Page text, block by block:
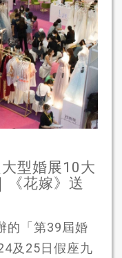
型婚展10大
《花嫁》送
的「第39屆婚
及25日假座九